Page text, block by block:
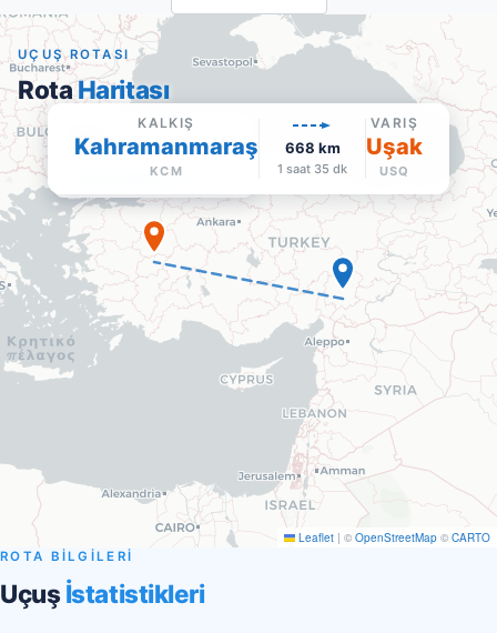
Uşak
USQ· Varış
Google Maps'te aç
Leaflet | © OpenStreetMap © CARTO
UÇUŞ ROTASI
RotaHaritası
KALKIŞ
Kahramanmaraş
KCM
668 km
1 saat 35 dk
VARIŞ
Uşak
USQ
ROTA BİLGİLERİ
Uçuş İstatistikleri